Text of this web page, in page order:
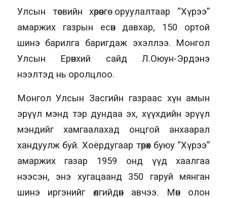
Улсын төсвийн хөрөнгө оруулалтаар “Хүрээ”
амаржих газрын есөн давхар, 150 ортой
шинэ барилга баригдаж эхэллээ. Монгол
Улсын Ерөнхий сайд Л.Оюун-Эрдэнэ
нээлтэд нь оролцлоо.
Монгол Улсын Засгийн газраас хүн амын
эрүүл мэнд тэр дундаа эх, хүүхдийн эрүүл
мэндийг хамгаалахад онцгой анхаарал
хандуулж буй. Хоёрдугаар төрөх буюу “Хүрээ”
амаржих газар 1959 онд үүд хаалгаа
нээсэн, энэ хугацаанд 350 гаруй мянган
шинэ иргэнийг өлгийдөн авчээ. Мөн олон